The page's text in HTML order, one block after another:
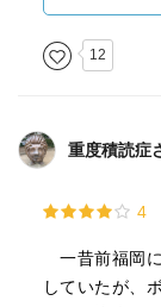
を転々とした
は山に入れな
ついのでそう
けられて実入
かない事業方
える。
そういう意味
かっただろう
12
重度積読症
4
一昔前福岡
していたが、